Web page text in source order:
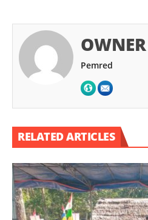
OWNER
Pemred
RELATED ARTICLES